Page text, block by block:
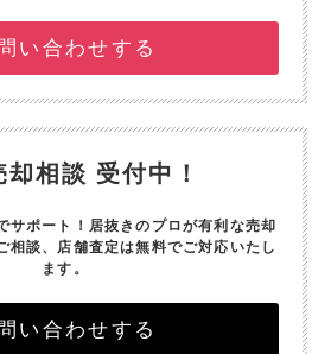
い合わせする
却相談 受付中！
サポート！ 居抜きのプロが有利な売却
相談、店舗査定は無料でご対応いたし
ます。
い合わせする